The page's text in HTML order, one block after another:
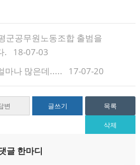
군공무원노동조합 출범을
.
18-07-03
마나 많은데..... 17-07-20
목록
글쓰기
변
삭제
글 한마디